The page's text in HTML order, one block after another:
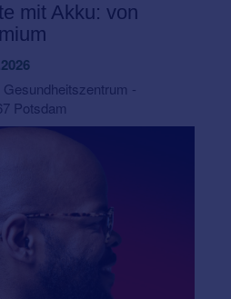
mit Akku: von
-
Potsdam